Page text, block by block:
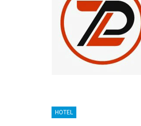
HOTEL